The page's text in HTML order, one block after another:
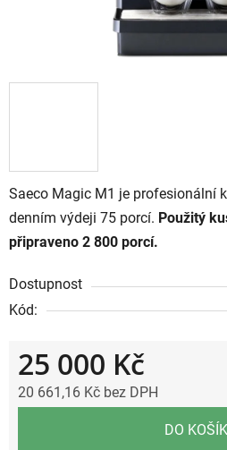
Saeco Magic M1 je profesionální
denním výdeji 75 porcí. Použitý
připraveno 2 800 porcí.
Dostupnost
Kód:
25 000 Kč
20 661,16 Kč bez DPH
DO